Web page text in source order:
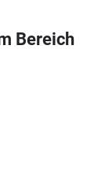
Bereich